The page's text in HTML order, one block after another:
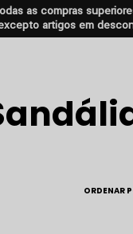
as compras
artigos em